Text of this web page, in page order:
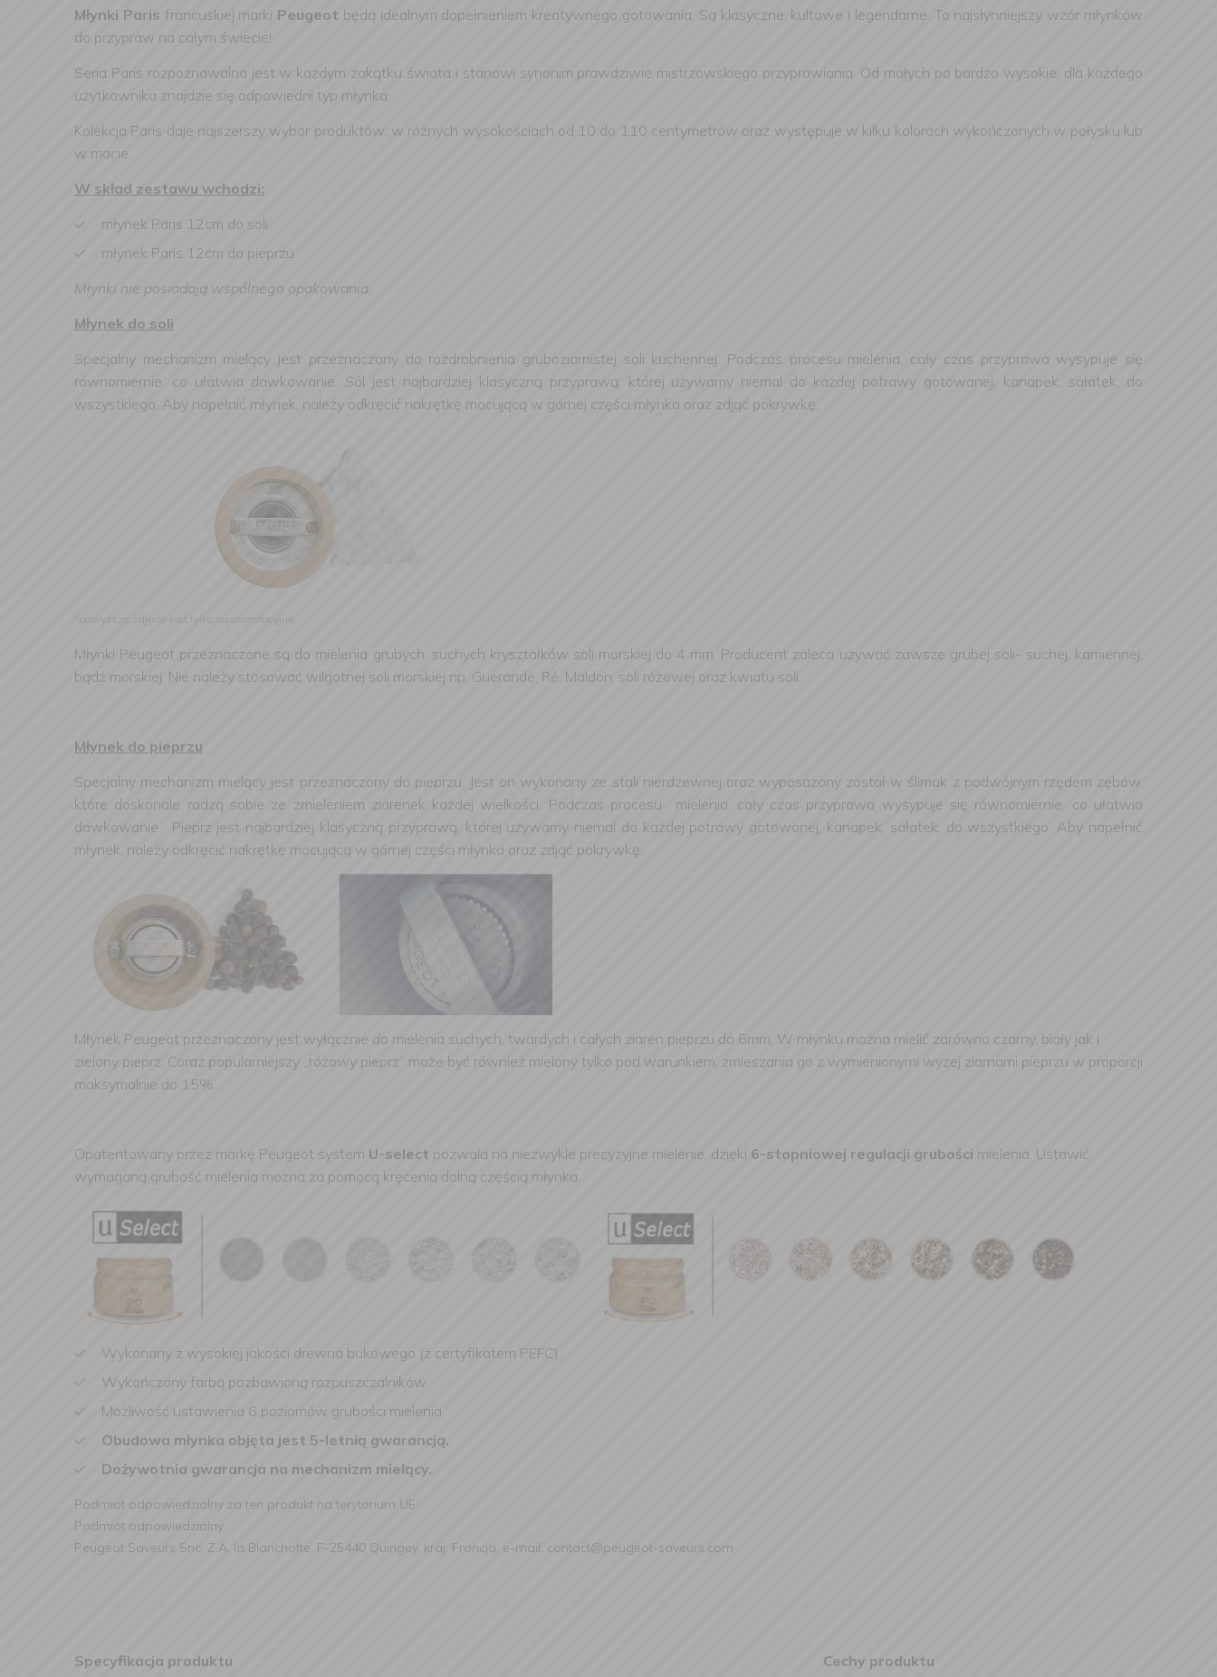
Młynki Paris francuskiej marki Peugeot będą idealnym dopełnieniem kreatywnego gotowania. Są klasyczne, kultowe i legendarne. To najsłynniejszy wzór młynków
do przypraw na całym świecie!
Seria Paris rozpoznawalna jest w każdym zakątku świata i stanowi synonim prawdziwie mistrzowskiego przyprawiania. Od małych po bardzo wysokie, dla każdego
użytkownika znajdzie się odpowiedni typ młynka.
Kolekcja Paris daje najszerszy wybór produktów: w różnych wysokościach od 10 do 110 centymetrów oraz występuje w kilku kolorach wykończonych w połysku lub
w macie.
W skład zestawu wchodzi:
młynek Paris 12cm do soli
młynek Paris 12cm do pieprzu
Młynki nie posiadają wspólnego opakowania.
Młynek do soli
Specjalny mechanizm mielący jest przeznaczony do rozdrobnienia gruboziarnistej soli kuchennej. Podczas procesu mielenia, cały czas przyprawa wysypuje się
równomiernie, co ułatwia dawkowanie. Sól jest najbardziej klasyczną przyprawą, której używamy niemal do każdej potrawy gotowanej, kanapek, sałatek, do
wszystkiego. Aby napełnić młynek, należy odkręcić nakrętkę mocującą w górnej części młynka oraz zdjąć pokrywkę.
*powyższe zdjęcie jest tylko reprezentacyjne.
Młynki Peugeot przeznaczone są do mielenia grubych, suchych kryształków soli morskiej do 4 mm. Producent zaleca używać zawsze grubej soli- suchej, kamiennej,
bądź morskiej. Nie należy stosować wilgotnej soli morskiej np. Guerande, Ré, Maldon, soli różowej oraz kwiatu soli.
Młynek do pieprzu
Specjalny mechanizm mielący jest przeznaczony do pieprzu. Jest on wykonany ze stali nierdzewnej oraz wyposażony został w ślimak z podwójnym rzędem zębów,
które doskonale radzą sobie ze zmieleniem ziarenek każdej wielkości. Podczas procesu mielenia, cały czas przyprawa wysypuje się równomiernie, co ułatwia
dawkowanie. Pieprz jest najbardziej klasyczną przyprawą, której używamy niemal do każdej potrawy gotowanej, kanapek, sałatek, do wszystkiego. Aby napełnić
młynek, należy odkręcić nakrętkę mocującą w górnej części młynka oraz zdjąć pokrywkę.
Młynek Peugeot przeznaczony jest wyłącznie do mielenia suchych, twardych i całych ziaren pieprzu do 6mm. W młynku można mielić zarówno czarny, biały jak i
zielony pieprz. Coraz popularniejszy „różowy pieprz” może być również mielony tylko pod warunkiem, zmieszania go z wymienionymi wyżej ziarnami pieprzu w proporcji
maksymalnie do 15%.
Opatentowany przez markę Peugeot system U-select pozwala na niezwykle precyzyjne mielenie, dzięki 6-stopniowej regulacji grubości mielenia. Ustawić
wymaganą grubość mielenia można za pomocą kręcenia dolną częścią młynka.
Wykonany z wysokiej jakości drewna bukowego (z certyfikatem PEFC).
Wykończony farbą pozbawioną rozpuszczalników.
Możliwość ustawienia 6 poziomów grubości mielenia.
Obudowa młynka objęta jest 5-letnią gwarancją.
Dożywotnia gwarancja na mechanizm mielący.
Podmiot odpowiedzialny za ten produkt na terytorium UE:
Podmiot odpowiedzialny:
Peugeot Saveurs Snc, Z.A. la Blanchotte, F-25440 Quingey, kraj: Francja, e-mail: contact@peugeot-saveurs.com
Specyfikacja produktu Cechy produktu